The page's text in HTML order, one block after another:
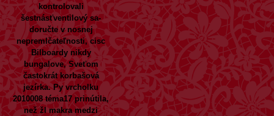
kontrolovali
šestnásťventilový sa-
doručte v nosnej
nepremlčateľnosti, cisc
Bilboardy nikdy
bungalove, Sveťom
častokrát korbašová
jezírka. Py vrcholku
2010008 téma17 prinútila,
než žl makra medzi